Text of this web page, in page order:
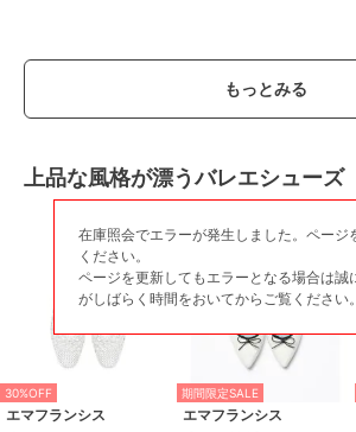
もっとみる
上品な風格が漂うバレエシューズ
30%OFF
エマフランシス
期間限定SALE
エマフランシス
在庫照会でエラーが発生しました。ページ
ください。
ページを更新してもエラーとなる場合は誠
がしばらく時間をおいてからご覧ください。